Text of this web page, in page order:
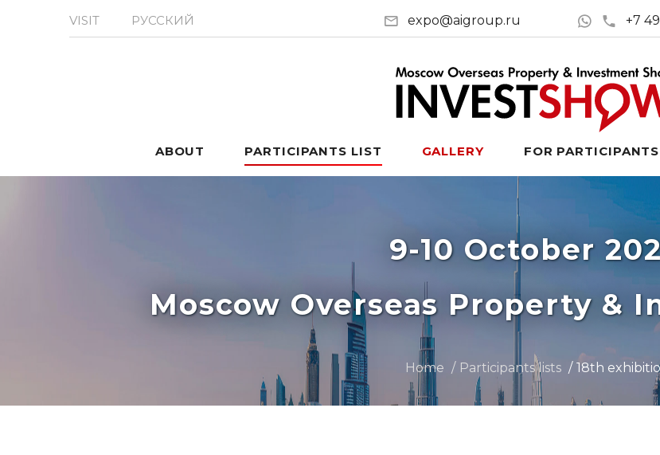
VISIT РУССКИЙ expo@aigroup.ru +7
ABOUT PARTICIPANTS LIST GALLERY FOR PARTICIPANTS
9-10 October
Moscow Overseas Property &
Home Participants lists 18th